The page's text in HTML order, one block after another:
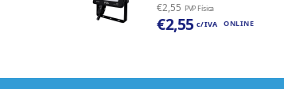
€2,55 PVP Física
€2,55 c/ IVA ONLINE